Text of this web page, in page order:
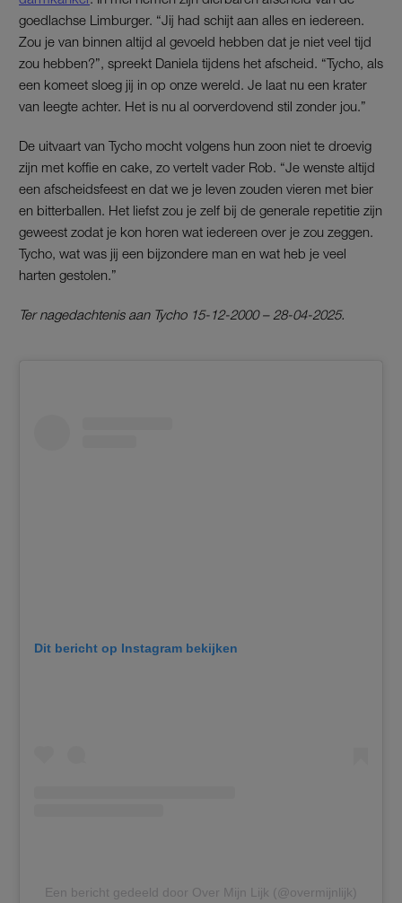
goedlachse Limburger. “Jij had schijt aan alles en iedereen.
Zou je van binnen altijd al gevoeld hebben dat je niet veel tijd
zou hebben?”, spreekt Daniela tijdens het afscheid. “Tycho, als
een komeet sloeg jij in op onze wereld. Je laat nu een krater
van leegte achter. Het is nu al oorverdovend stil zonder jou.”
De uitvaart van Tycho mocht volgens hun zoon niet te droevig
zijn met koffie en cake, zo vertelt vader Rob. “Je wenste altijd
een afscheidsfeest en dat we je leven zouden vieren met bier
en bitterballen. Het liefst zou je zelf bij de generale repetitie zijn
geweest zodat je kon horen wat iedereen over je zou zeggen.
Tycho, wat was jij een bijzondere man en wat heb je veel
harten gestolen.”
Ter nagedachtenis aan Tycho 15-12-2000 – 28-04-2025.
Dit bericht op Instagram bekijken
Een bericht gedeeld door Over Mijn Lijk (@overmijnlijk)